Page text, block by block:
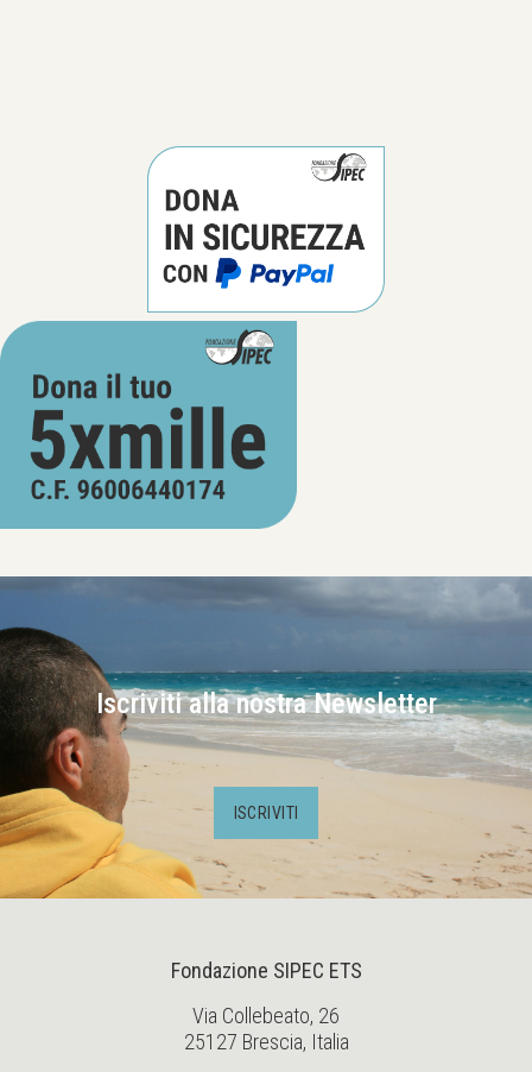
Iscriviti alla nostra Newsletter
ISCRIVITI
Fondazione SIPEC ETS
Via Collebeato, 26
25127 Brescia, Italia